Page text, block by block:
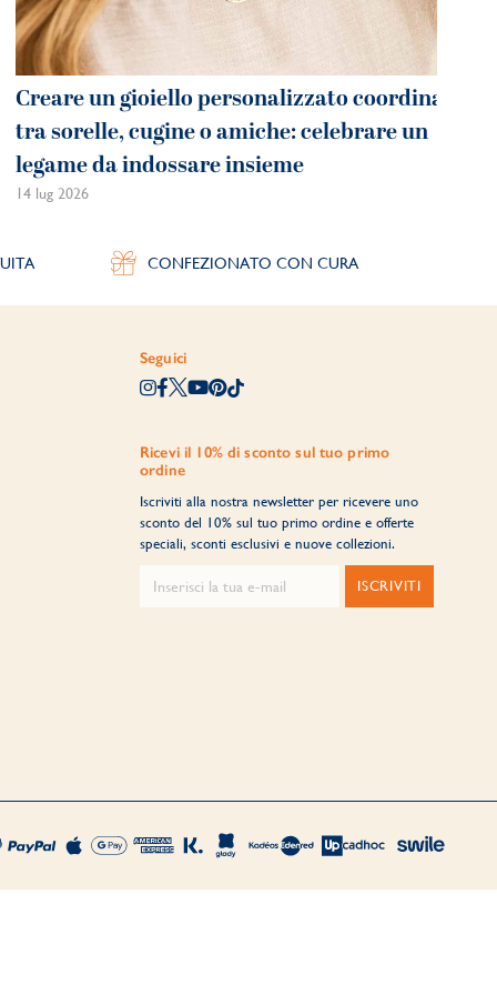
Creare un gioiello personalizzato coordinato
tra sorelle, cugine o amiche: celebrare un
legame da indossare insieme
14 lug 2026
CONFEZIONATO CON CURA
Seguici
Ricevi il 10% di sconto sul tuo primo
ordine
Iscriviti alla nostra newsletter per ricevere uno
sconto del 10% sul tuo primo ordine e offerte
speciali, sconti esclusivi e nuove collezioni.
ISCRIVITI